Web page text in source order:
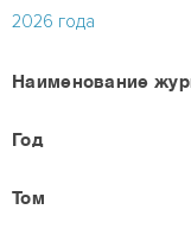
2026 года